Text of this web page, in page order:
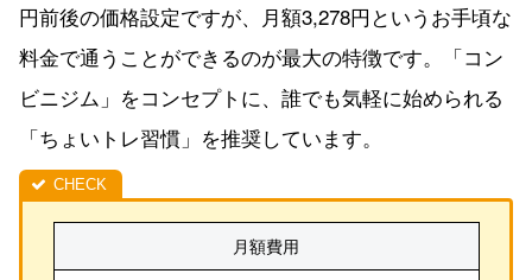
円前後の価格設定ですが、月額3,278円というお手頃な
料金で通うことができるのが最大の特徴です。「コン
ビニジム」をコンセプトに、誰でも気軽に始められる
「ちょいトレ習慣」を推奨しています。
月額費用